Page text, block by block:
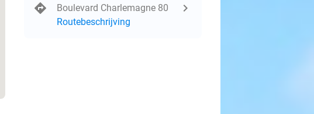
Boulevard Charlemagne 80
Routebeschrijving